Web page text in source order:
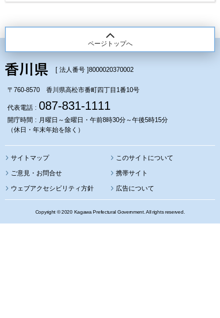
ページトップへ
[ 法人番号 ]8000020370002
〒760-8570 香川県高松市番町四丁目1番10号
代表電話 : 087-831-1111
開庁時間 : 月曜日～金曜日・午前8時30分～午後5時15分
（休日・年末年始を除く）
サイトマップ このサイトについて
携帯サイト
ウェブアクセシビリティ方針 広告について
Copyright © 2020 Kagawa Prefectural Government. All rights reserved.